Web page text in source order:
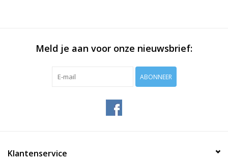
Meld je aan voor onze nieuwsbrief:
ABONNEER
Klantenservice